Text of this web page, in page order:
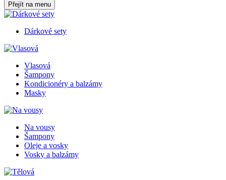
Přejít na menu
Dárkové sety
Vlasová
Šampony
Kondicionéry a balzámy
Masky
Na vousy
Šampony
Oleje a vosky
Vosky a balzámy